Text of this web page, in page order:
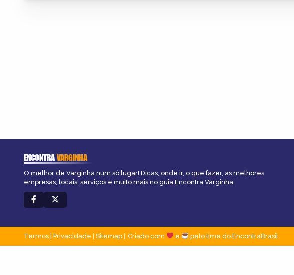
ENCONTRAVARGINHA
O melhor de Varginha num só lugar! Dicas, onde ir, o que fazer, as melhores
empresas, locais, serviços e muito mais no guia Encontra Varginha.
Termos Privacidade Sitemap Criado com e pelo time do EncontraBrasil